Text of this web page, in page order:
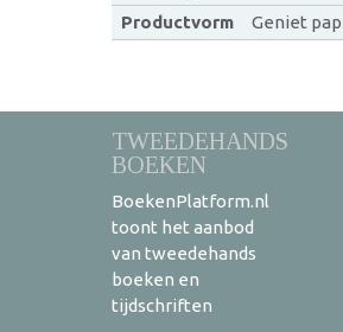
Productvorm
Geniet
TWEEDEHANDS
BOEKEN
BoekenPlatform.nl
toont het aanbod
van tweedehands
boeken en
tijdschriften